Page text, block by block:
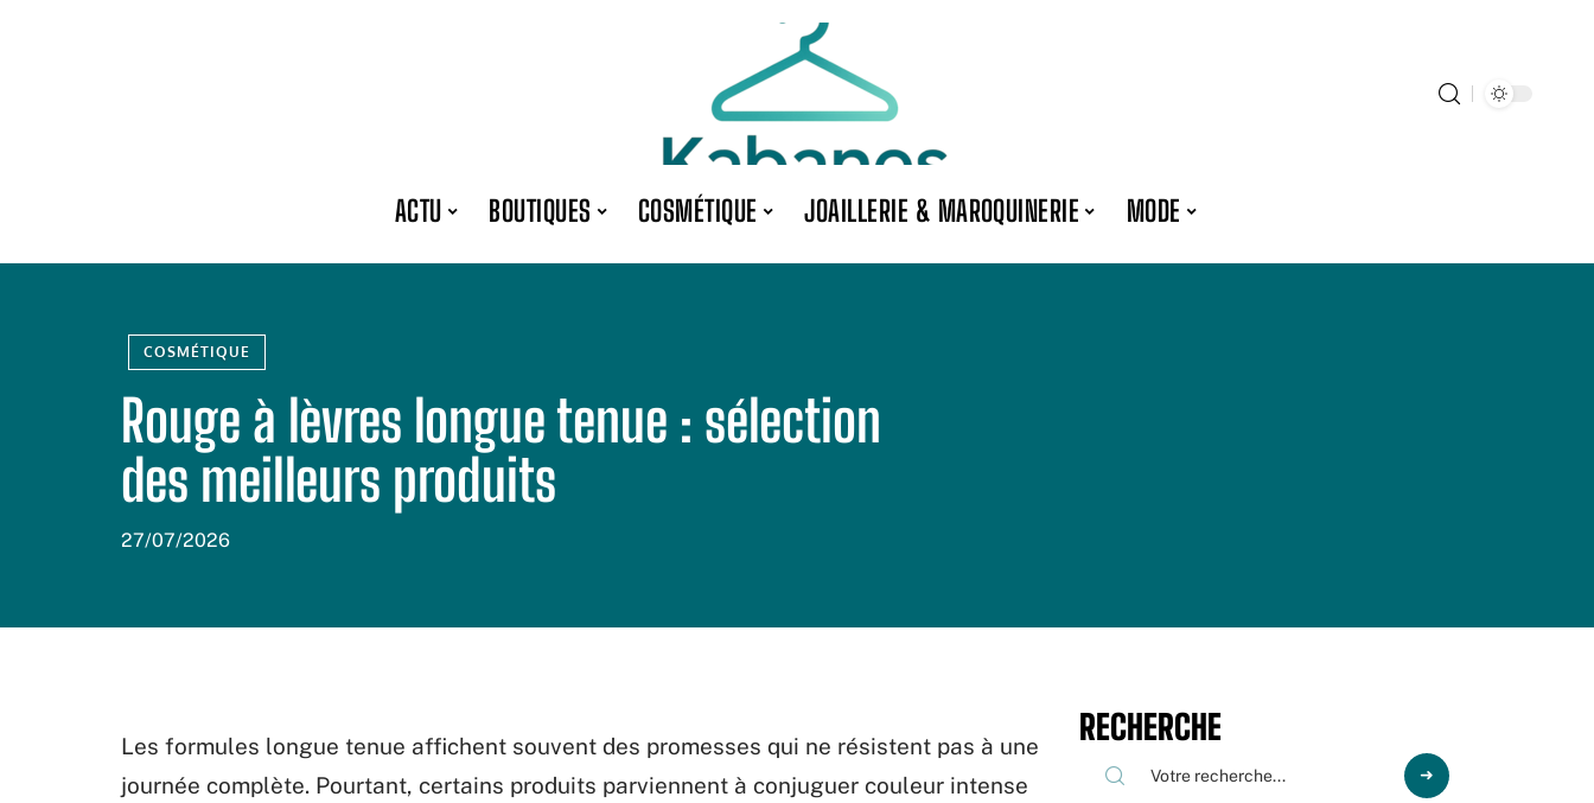
ACTU BOUTIQUES COSMÉTIQUE JOAILLERIE & MAROQUINERIE MODE
COSMÉTIQUE
Rouge à lèvres longue tenue : sélection
des meilleurs produits
27/07/2026
Les formules longue tenue affichent souvent des promesses qui ne résistent pas à une
journée complète. Pourtant, certains produits parviennent à conjuguer couleur intense
RECHERCHE